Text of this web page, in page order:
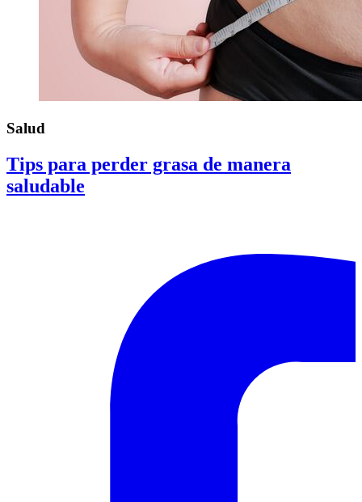
Salud
Tips para perder grasa de manera
saludable